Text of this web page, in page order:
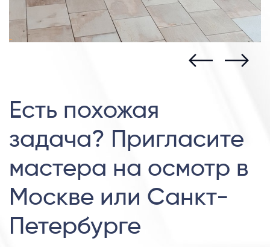
Есть похожая
задача? Пригласите
мастера на осмотр в
Москве или Санкт-
Петербурге